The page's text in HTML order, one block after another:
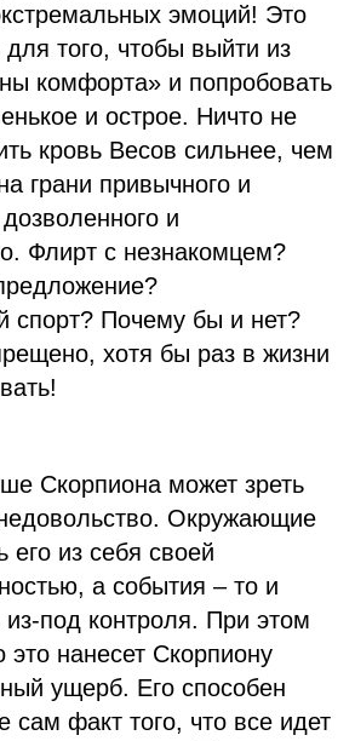
эмоций! Это
того, чтобы выйти из
комфорта» и попробовать
и острое. Ничто не
кровь Весов сильнее, чем
грани привычного и
и
Флирт с незнакомцем?
спорт? Почему бы и нет?
хотя бы раз в жизни
Скорпиона может зреть
Окружающие
его из себя своей
а события – то и
под контроля. При этом
это нанесет Скорпиону
ущерб. Его способен
сам факт того, что все идет